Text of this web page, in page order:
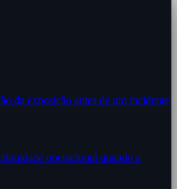
da exposição antes de um incidente
operacional quando a